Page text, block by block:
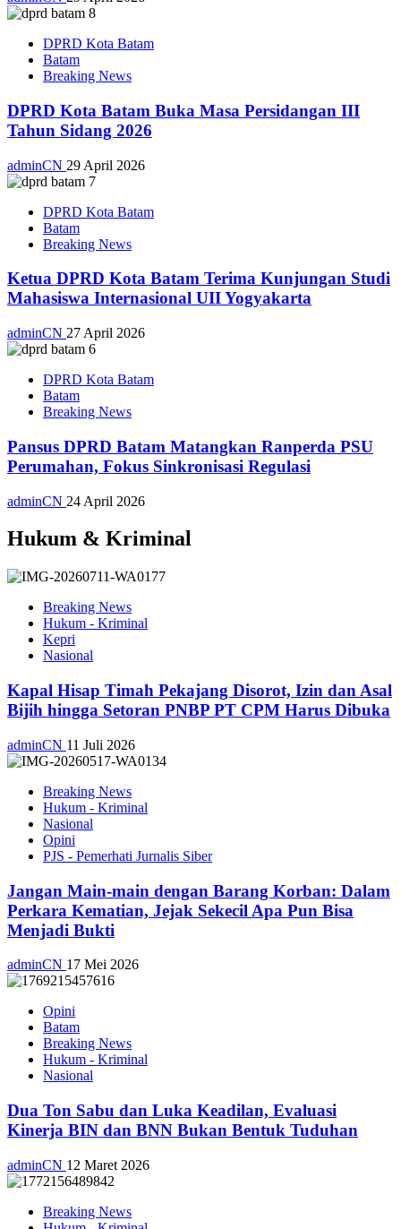
DPRD Kota Batam
Batam
Breaking News
DPRD Kota Batam Buka Masa Persidangan III
Tahun Sidang 2026
adminCN 29 April 2026
DPRD Kota Batam
Batam
Breaking News
Ketua DPRD Kota Batam Terima Kunjungan Studi
Mahasiswa Internasional UII Yogyakarta
adminCN 27 April 2026
DPRD Kota Batam
Batam
Breaking News
Pansus DPRD Batam Matangkan Ranperda PSU
Perumahan, Fokus Sinkronisasi Regulasi
adminCN 24 April 2026
Hukum & Kriminal
Breaking News
Hukum - Kriminal
Kepri
Nasional
Kapal Hisap Timah Pekajang Disorot, Izin dan Asal
Bijih hingga Setoran PNBP PT CPM Harus Dibuka
adminCN 11 Juli 2026
Breaking News
Hukum - Kriminal
Nasional
Opini
PJS - Pemerhati Jurnalis Siber
Jangan Main-main dengan Barang Korban: Dalam
Perkara Kematian, Jejak Sekecil Apa Pun Bisa
Menjadi Bukti
adminCN 17 Mei 2026
Opini
Batam
Breaking News
Hukum - Kriminal
Nasional
Dua Ton Sabu dan Luka Keadilan, Evaluasi
Kinerja BIN dan BNN Bukan Bentuk Tuduhan
adminCN 12 Maret 2026
Breaking News